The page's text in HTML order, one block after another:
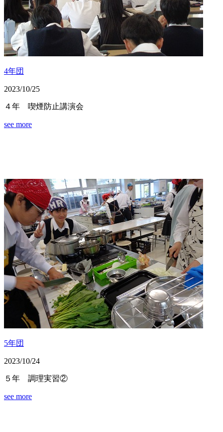
4年団
2023/10/25
４年 喫煙防止講演会
see more
5年団
2023/10/24
５年 調理実習②
see more